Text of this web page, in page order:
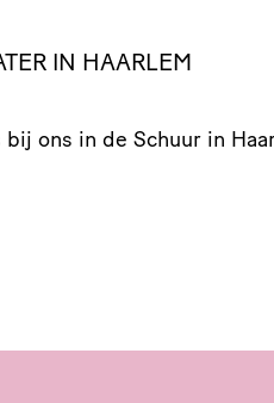
IN HAARLEM
ons in de Schuur in